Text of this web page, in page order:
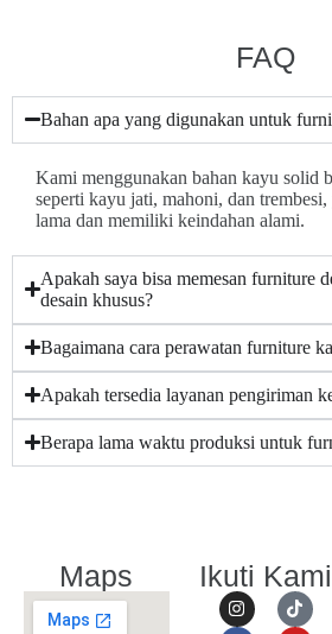
FAQ
Bahan apa yang digunakan untuk
Kami menggunakan bahan kayu solid
seperti kayu jati, mahoni, dan
lama dan memiliki keindahan alami.
Apakah saya bisa memesan furniture
desain khusus?
Bagaimana cara perawatan furniture
Apakah tersedia layanan pengiriman
Berapa lama waktu produksi untuk
Maps Ikuti Kami